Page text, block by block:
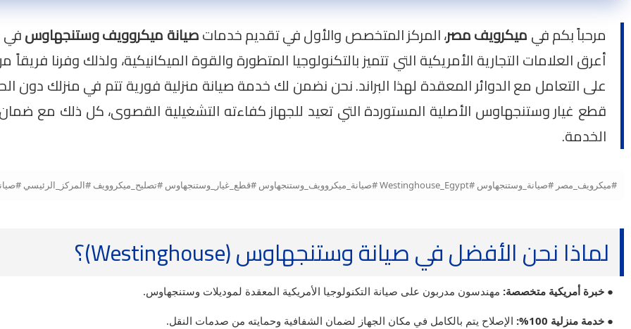
مرحباً بكم فيميكرويف مصر، المركز المتخصص والأول في تقديم خدماتصيانة ميكروويف وستنجهاوس
أعرق العلامات التجارية الأمريكية التي تتميز بالتكنولوجيا المتطورة والقوة الميكانيكية، ولذلك وفرنا
على التعامل مع الدوائر المعقدة لهذا البراند. نحن نضمن لك خدمة صيانة منزلية فورية تتم في منزلك دون
قطع غيار وستنجهاوس الأصلية المستوردة التي تعيد للجهاز كفاءته التشغيلية القصوى، كل ذلك مع
الخدمة.
#ميكرويف_مصر #صيانة_وستنجهاوس #Westinghouse_Egypt #صيانة_ميكروويف_وستنجهاوس #قطع_غيار_وستنجهاوس #تصليح_ميكروويف #المركز_الرئيسي #صيانة_منزلية #ميكروويف_Westinghouse
لماذا نحن الأفضل في صيانة وستنجهاوس (Westinghouse)؟
● خبرة أمريكية متخصصة: مهندسون مدربون على صيانة التكنولوجيا الأمريكية المعقدة لموديلات وستنجهاوس.
● خدمة منزلية 100%: الإصلاح يتم بالكامل في مكان الجهاز لضمان الشفافية وحمايته من صدمات النقل.